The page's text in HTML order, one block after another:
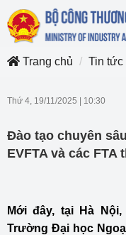
Trang chủ
Tin tức
Thứ 4, 19/11/2025 10:30
Đào tạo chuyên
EVFTA và các FTA
Mới đây, tại Hà
Trường Đại học